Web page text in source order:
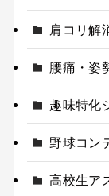
肩コリ解
腰痛・姿
趣味特化
野球コン
高校生ア